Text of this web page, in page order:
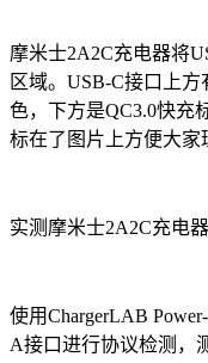
摩米士2A2C充电器将
区域。USB-C接口上
色，下方是QC3.0快充
标在了图片上方便大家
实测摩米士2A2C充电器
使用ChargerLAB
A接口进行协议检测，